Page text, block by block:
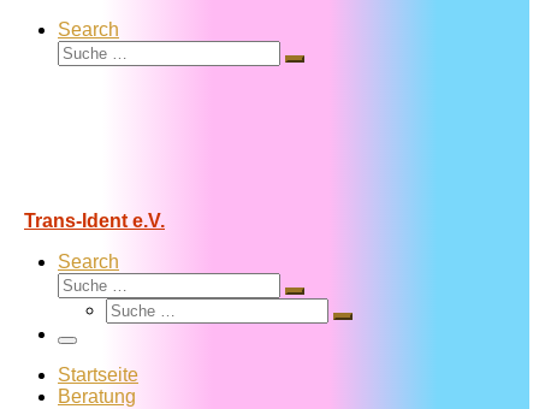
Search
Suche
Suche
Trans-Ident e.V.
Search
Suche
Suche
Suche
Suche
Menü
Startseite
Beratung